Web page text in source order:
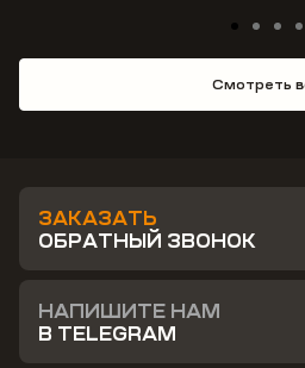
Смотреть
ЗАКАЗАТЬ
ОБРАТНЫЙ ЗВОНОК
НАПИШИТЕ НАМ
В TELEGRAM